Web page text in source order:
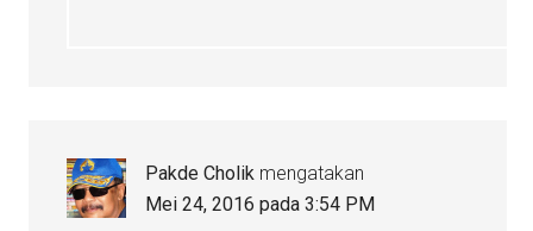
Pakde Cholik mengatakan
Mei 24, 2016 pada 3:54 PM